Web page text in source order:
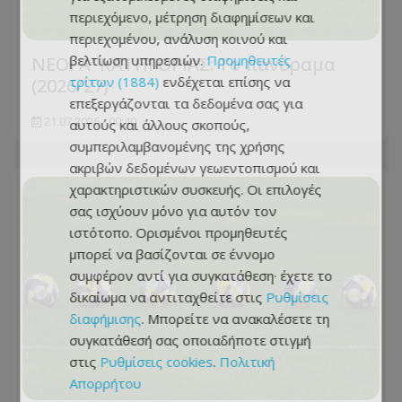
ΝΕΟΙ Α' ΚΑΤΗΓΟΡΙΑΣ: Το πανόραμα
(2026/27)
21.07.2026 - 00:40
περιεχόμενο, μέτρηση διαφημίσεων και
περιεχομένου, ανάλυση κοινού και
βελτίωση υπηρεσιών. Προμηθευτές
τρίτων (1884) ενδέχεται επίσης να
επεξεργάζονται τα δεδομένα σας για
αυτούς και άλλους σκοπούς,
συμπεριλαμβανομένης της χρήσης
ακριβών δεδομένων γεωεντοπισμού και
χαρακτηριστικών συσκευής. Οι επιλογές
σας ισχύουν μόνο για αυτόν τον
ιστότοπο. Ορισμένοι προμηθευτές
μπορεί να βασίζονται σε έννομο
συμφέρον αντί για συγκατάθεση· έχετε το
δικαίωμα να αντιταχθείτε στις Ρυθμίσεις
διαφήμισης. Μπορείτε να ανακαλέσετε τη
συγκατάθεσή σας οποιαδήποτε στιγμή
στις Ρυθμίσεις cookies. Πολιτική
Απορρήτου